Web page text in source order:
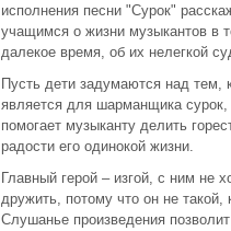
исполнения песни "Сурок"
учащимся о жизни музыкантов в
далекое время, об их нелегкой
Пусть дети задумаются над тем,
является для шарманщика сурок,
помогает музыканту делить
радости его одинокой жизни.
Главный герой – изгой, с ним не
дружить, потому что он не такой,
Слушанье произведения позволит